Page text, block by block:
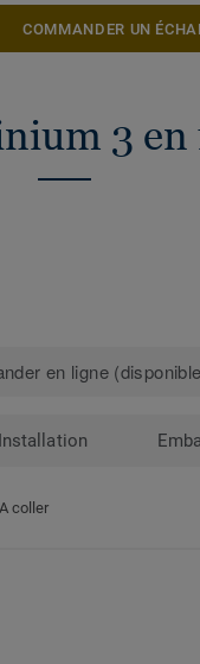
COMMANDER UN
3
en ligne
Installation
A coller